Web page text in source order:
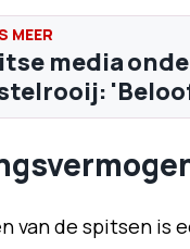
media
van de spitsen is